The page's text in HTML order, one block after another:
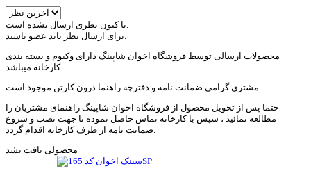
محصولات ارسالی توسط فروشگاه اخوان شاپینگ دارای وکیوم و بسته بندی
کارخانه میباشد .
حتما پس از تحویل محصول از فروشگاه اخوان شاپینگ راهنمای مشتریان را
مطالعه نمائید ، سپس با کارخانه تماس حاصل نموده تا جهت نصب و شروع
محصولی یافت نشد